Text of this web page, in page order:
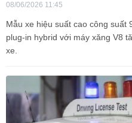
08/06/2026 11:45
Mẫu xe hiệu suất cao công suất
plug-in hybrid với máy xăng V8
xe.